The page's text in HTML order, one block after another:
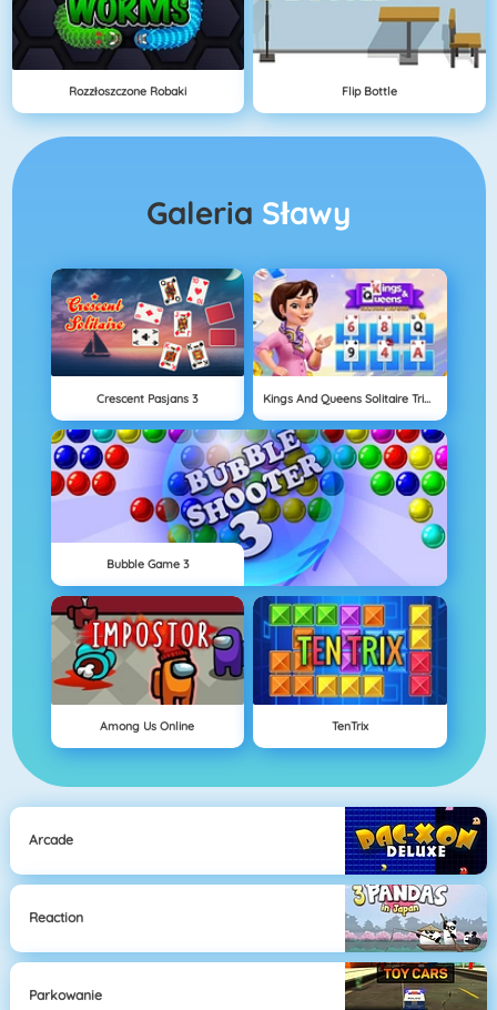
Rozzłoszczone Robaki Flip Bottle
Galeria Sławy
Crescent Pasjans 3 Kings And Queens Solitaire Tripeaks
Bubble Game 3
Among Us Online TenTrix
Arcade
Reaction
Parkowanie